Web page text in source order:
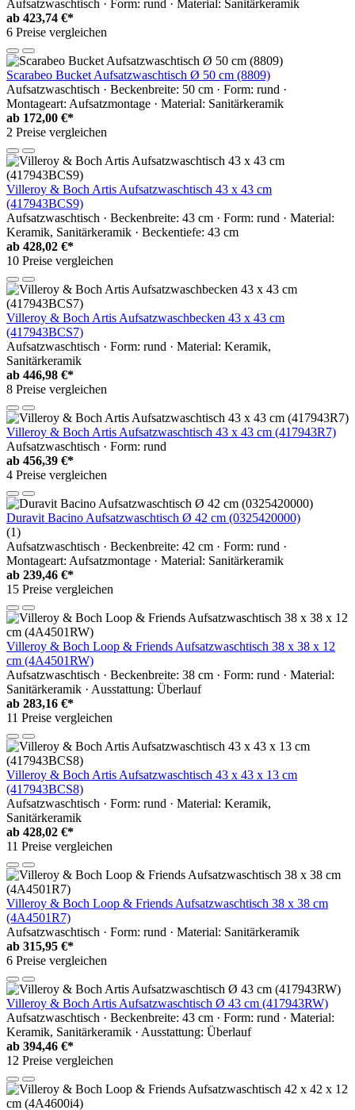
Aufsatzwaschtisch · Form: rund · Material: Sanitärkeramik
ab 423,74 €*
6 Preise vergleichen
Scarabeo Bucket Aufsatzwaschtisch Ø 50 cm (8809)
Aufsatzwaschtisch · Beckenbreite: 50 cm · Form: rund ·
Montageart: Aufsatzmontage · Material: Sanitärkeramik
ab 172,00 €*
2 Preise vergleichen
Villeroy & Boch Artis Aufsatzwaschtisch 43 x 43 cm
(417943BCS9)
Aufsatzwaschtisch · Beckenbreite: 43 cm · Form: rund · Material:
Keramik, Sanitärkeramik · Beckentiefe: 43 cm
ab 428,02 €*
10 Preise vergleichen
Villeroy & Boch Artis Aufsatzwaschbecken 43 x 43 cm
(417943BCS7)
Aufsatzwaschtisch · Form: rund · Material: Keramik,
Sanitärkeramik
ab 446,98 €*
8 Preise vergleichen
Villeroy & Boch Artis Aufsatzwaschtisch 43 x 43 cm (417943R7)
Aufsatzwaschtisch · Form: rund
ab 456,39 €*
4 Preise vergleichen
Duravit Bacino Aufsatzwaschtisch Ø 42 cm (0325420000)
(1)
Aufsatzwaschtisch · Beckenbreite: 42 cm · Form: rund ·
Montageart: Aufsatzmontage · Material: Sanitärkeramik
ab 239,46 €*
15 Preise vergleichen
Villeroy & Boch Loop & Friends Aufsatzwaschtisch 38 x 38 x 12
cm (4A4501RW)
Aufsatzwaschtisch · Beckenbreite: 38 cm · Form: rund · Material:
Sanitärkeramik · Ausstattung: Überlauf
ab 283,16 €*
11 Preise vergleichen
Villeroy & Boch Artis Aufsatzwaschtisch 43 x 43 x 13 cm
(417943BCS8)
Aufsatzwaschtisch · Form: rund · Material: Keramik,
Sanitärkeramik
ab 428,02 €*
11 Preise vergleichen
Villeroy & Boch Loop & Friends Aufsatzwaschtisch 38 x 38 cm
(4A4501R7)
Aufsatzwaschtisch · Form: rund · Material: Sanitärkeramik
ab 315,95 €*
6 Preise vergleichen
Villeroy & Boch Artis Aufsatzwaschtisch Ø 43 cm (417943RW)
Aufsatzwaschtisch · Beckenbreite: 43 cm · Form: rund · Material:
Keramik, Sanitärkeramik · Ausstattung: Überlauf
ab 394,46 €*
12 Preise vergleichen